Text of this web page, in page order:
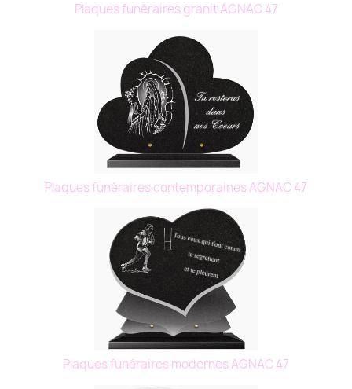
Plaques funéraires granit AGNAC 47
Plaques funéraires contemporaines AGNAC 47
Plaques funéraires modernes AGNAC 47